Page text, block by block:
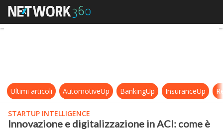
Innovazione e digitalizzazione in
Ultimi articoli AutomotiveUp BankingUp InsuranceUp
STARTUP INTELLIGENCE
Innovazione e digitalizzazione in ACI: come è